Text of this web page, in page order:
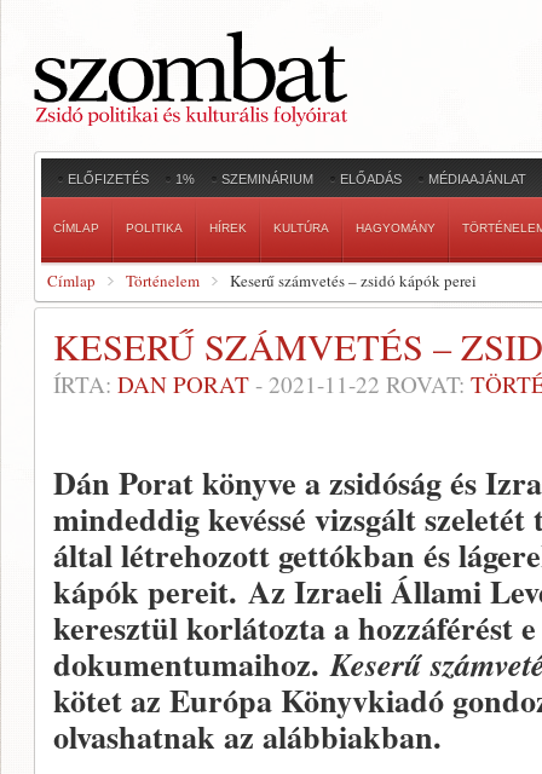
ELŐFIZETÉS 1% SZEMINÁRIUM ELŐADÁS MÉDIAAJÁNLAT
CÍMLAP POLITIKA HÍREK KULTÚRA HAGYOMÁNY
Címlap Történelem Keserű számvetés – zsidó kápók perei
KESERŰ SZÁMVETÉS –
ÍRTA: DAN PORAT - 2021-11-22 ROVAT:
Dán Porat könyve a zsidóság és
mindeddig kevéssé vizsgált
által létrehozott gettókban és
kápók pereit. Az Izraeli Állami
keresztül korlátozta a hozzáférést
dokumentumaihoz.Keserű
kötet az Európa Könyvkiadó
olvashatnak az alábbiakban.